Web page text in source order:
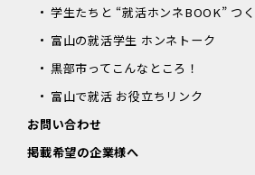
学生たちと “就活ホンネBOOK” つ
富山の就活学生 ホンネトーク
黒部市ってこんなところ！
富山で就活 お役立ちリンク
お問い合わせ
掲載希望の企業様へ